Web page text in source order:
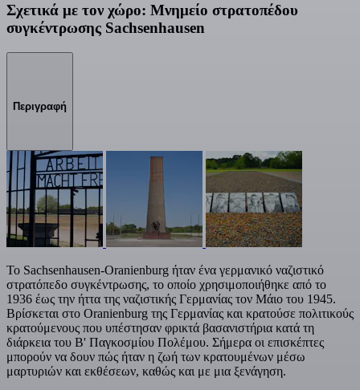
Σχετικά με τον χώρο: Μνημείο στρατοπέδου
συγκέντρωσης Sachsenhausen
Περιγραφή
Το Sachsenhausen-Oranienburg ήταν ένα γερμανικό ναζιστικό
στρατόπεδο συγκέντρωσης, το οποίο χρησιμοποιήθηκε από το
1936 έως την ήττα της ναζιστικής Γερμανίας τον Μάιο του 1945.
Βρίσκεται στο Oranienburg της Γερμανίας και κρατούσε πολιτικούς
κρατούμενους που υπέστησαν φρικτά βασανιστήρια κατά τη
διάρκεια του Β' Παγκοσμίου Πολέμου. Σήμερα οι επισκέπτες
μπορούν να δουν πώς ήταν η ζωή των κρατουμένων μέσω
μαρτυριών και εκθέσεων, καθώς και με μια ξενάγηση.